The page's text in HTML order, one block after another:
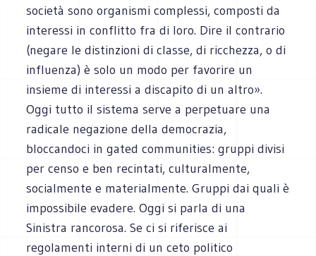
società sono organismi complessi, composti da
interessi in conflitto fra di loro. Dire il contrario
(negare le distinzioni di classe, di ricchezza, o di
influenza) è solo un modo per favorire un
insieme di interessi a discapito di un altro».
Oggi tutto il sistema serve a perpetuare una
radicale negazione della democrazia,
bloccandoci in gated communities: gruppi divisi
per censo e ben recintati, culturalmente,
socialmente e materialmente. Gruppi dai quali è
impossibile evadere. Oggi si parla di una
Sinistra rancorosa. Se ci si riferisce ai
regolamenti interni di un ceto politico